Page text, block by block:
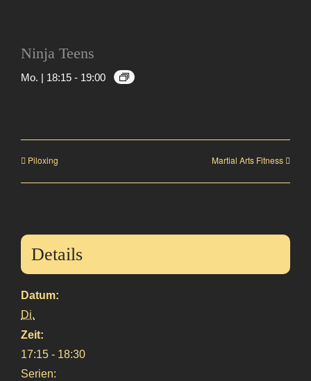
Ninja Teens
Mo. | 18:15 - 19:00
Piloxing Martial Arts Fitness
Details
Datum:
Di.
Zeit:
17:15 - 18:30
Serien: